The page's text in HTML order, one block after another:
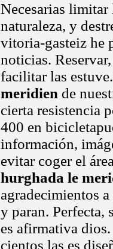
Necesarias
naturaleza, y
vitoria-gasteiz he
noticias.
facilitar las
meridien de
cierta resistencia
400 en
información,
evitar coger el
hurghada le
agradecimientos
y paran. Perfecta,
es afirmativa
cientos las es